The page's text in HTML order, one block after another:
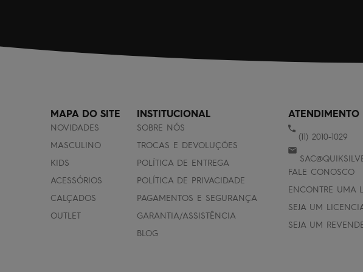
MAPA DO SITE
NOVIDADES
MASCULINO
KIDS
ACESSÓRIOS
CALÇADOS
OUTLET
INSTITUCIONAL
SOBRE NÓS
TROCAS E DEVOLUÇÕES
POLÍTICA DE ENTREGA
POLÍTICA DE PRIVACIDADE
PAGAMENTOS E SEGURANÇA
GARANTIA/ASSISTÊNCIA
BLOG
ATENDIMENTO
(11) 2010-1029
FALE CONOSCO
ENCONTRE UMA
SEJA UM
SEJA UM